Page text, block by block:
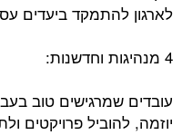
לארגון להתמקד ביעדים
4 מנהיגות וחדשנות:
עובדים שמרגישים טוב
יוזמה, להוביל פרויקטים